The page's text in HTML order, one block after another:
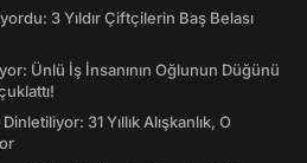
3 Yıldır Çiftçilerin Baş Belası
Ünlü İş İnsanının Oğlunun Düğünü
31 Yıllık Alışkanlık, O